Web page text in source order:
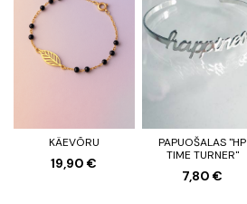
KÄEVÕRU
19,90 €
PAPUOŠALAS "HP
TIME TURNER"
7,80 €